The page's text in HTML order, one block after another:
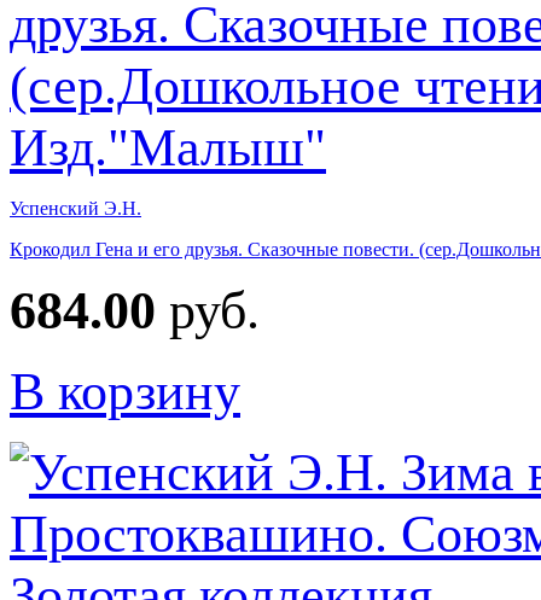
Успенский Э.Н.
Крокодил Гена и его друзья. Сказочные повести.
684.00 руб.
В корзину